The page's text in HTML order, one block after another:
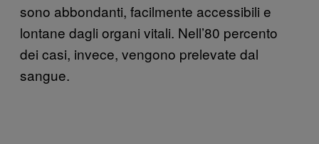
sono abbondanti, facilmente accessibili e
lontane dagli organi vitali. Nell’80 percento
dei casi, invece, vengono prelevate dal
sangue.